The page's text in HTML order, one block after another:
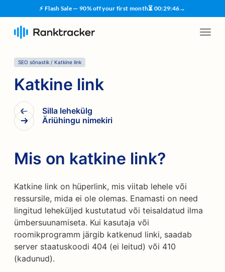
⚡ Flash Sale — 90% off your first month⏳ 00:29:45→
SEO sõnastik / Katkine link
Katkine link
Silla lehekülg
Äriühingu nimekiri
Mis on katkine link?
Katkine link on hüperlink, mis viitab lehele või
ressursile, mida ei ole olemas. Enamasti on need
lingitud leheküljed kustutatud või teisaldatud ilma
ümbersuunamiseta. Kui kasutaja või
roomikprogramm järgib katkenud linki, saadab
server staatuskoodi 404 (ei leitud) või 410
(kadunud).